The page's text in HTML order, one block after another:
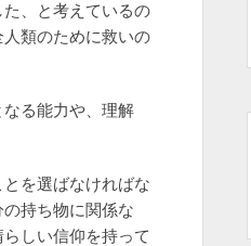
、と考えているの
類のために救いの
る能力や、理解
を選ばなければな
持ち物に関係な
しい信仰を持って